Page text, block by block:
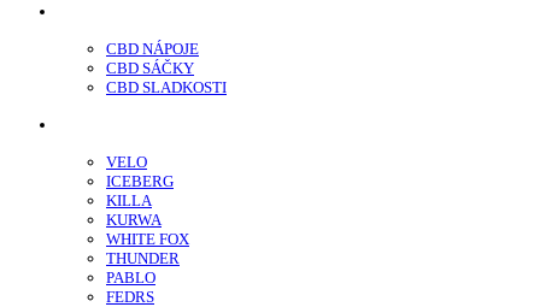
CBD NÁPOJE
CBD SÁČKY
CBD SLADKOSTI
VELO
ICEBERG
KILLA
KURWA
WHITE FOX
THUNDER
PABLO
FEDRS